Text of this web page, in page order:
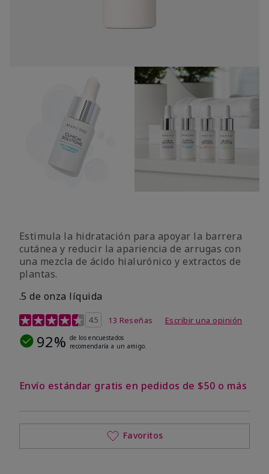
Estimula la hidratación para apoyar la barrera
cutánea y reducir la apariencia de arrugas con
una mezcla de ácido hialurónico y extractos de
plantas.
.5 de onza líquida
Calificación de clientes de 3,2 de 5
4.5 13 Reseñas Escribir una opinión
92% de los encuestados
recomendaría a un amigo.
Envío estándar gratis en pedidos de $50 o más
Favoritos